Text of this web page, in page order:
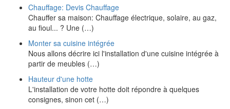
Chauffage: Devis Chauffage
Chauffer sa maison: Chauffage électrique, solaire, au gaz,
au fioul... ? Une (…)
Monter sa cuisine intégrée
Nous allons décrire ici l'installation d'une cuisine intégrée à
partir de meubles (…)
Hauteur d'une hotte
L'installation de votre hotte doit répondre à quelques
consignes, sinon cet (…)